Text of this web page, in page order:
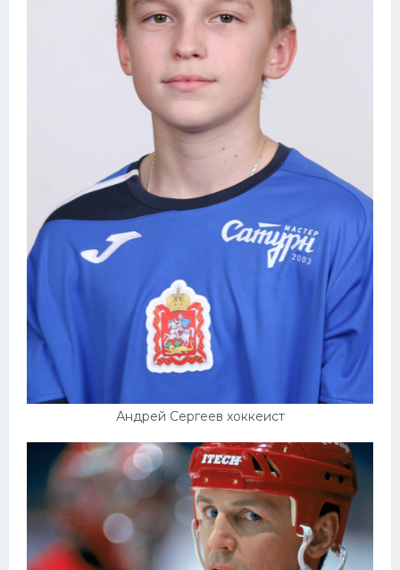
Андрей Сергеев хоккеист